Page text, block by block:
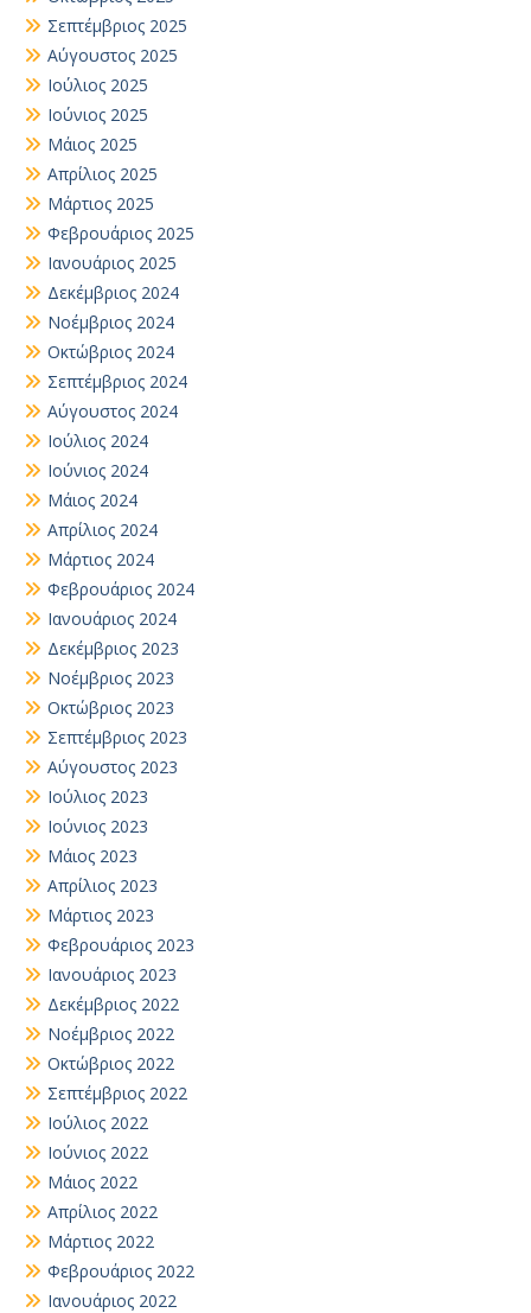
Σεπτέμβριος 2025
Αύγουστος 2025
Ιούλιος 2025
Ιούνιος 2025
Μάιος 2025
Απρίλιος 2025
Μάρτιος 2025
Φεβρουάριος 2025
Ιανουάριος 2025
Δεκέμβριος 2024
Νοέμβριος 2024
Οκτώβριος 2024
Σεπτέμβριος 2024
Αύγουστος 2024
Ιούλιος 2024
Ιούνιος 2024
Μάιος 2024
Απρίλιος 2024
Μάρτιος 2024
Φεβρουάριος 2024
Ιανουάριος 2024
Δεκέμβριος 2023
Νοέμβριος 2023
Οκτώβριος 2023
Σεπτέμβριος 2023
Αύγουστος 2023
Ιούλιος 2023
Ιούνιος 2023
Μάιος 2023
Απρίλιος 2023
Μάρτιος 2023
Φεβρουάριος 2023
Ιανουάριος 2023
Δεκέμβριος 2022
Νοέμβριος 2022
Οκτώβριος 2022
Σεπτέμβριος 2022
Ιούλιος 2022
Ιούνιος 2022
Μάιος 2022
Απρίλιος 2022
Μάρτιος 2022
Φεβρουάριος 2022
Ιανουάριος 2022